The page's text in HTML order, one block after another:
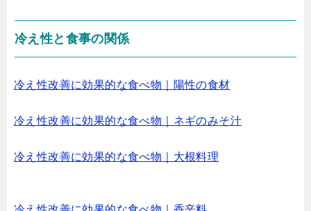
冷え性と食事の関係
冷え性改善に効果的な食べ物｜陽性の食材
冷え性改善に効果的な食べ物｜ネギのみそ汁
冷え性改善に効果的な食べ物｜大根料理